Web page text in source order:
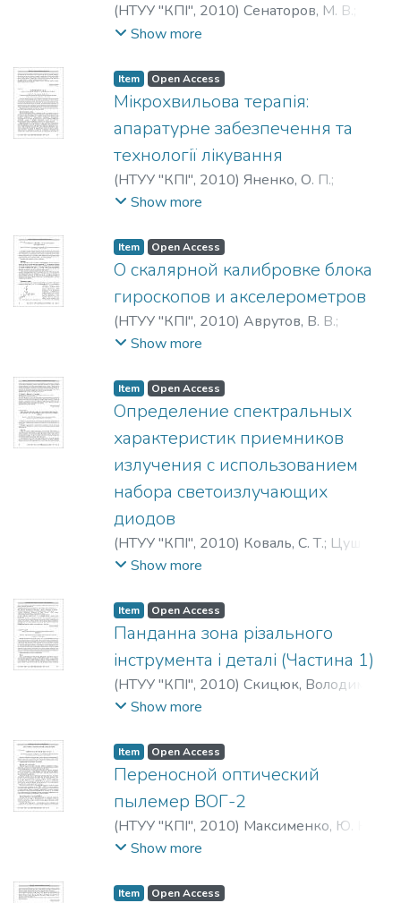
(НТУУ "КПІ", 2010) Сенаторов, М. В.
Микитенко, В. І.
Show more
Item Open Access
Мікрохвильова терапія:
апаратурне забезпечення та
технології лікування
(НТУУ "КПІ", 2010) Яненко, О. П.;
Перегудов, С. М.
Яненко, А. Ф.;Перегудов, С. Н.
Федотова, И. В.
Show more
Item Open Access
О скалярной калибровке блока
гироскопов и акселерометров
(НТУУ "КПІ", 2010) Аврутов, В. В.;
Avrutov, V. V.;
Show more
Item Open Access
Определение спектральных
характеристик приемников
излучения с использованием
набора светоизлучающих
диодов
(НТУУ "КПІ", 2010) Коваль, С. Т.; Цушко,
П. Н.;Koval, S. T.
Show more
Item Open Access
Панданна зона різального
інструмента і деталі (Частина 1)
(НТУУ "КПІ", 2010) Скицюк, Володимир
Іванович;Skitsiouk, V. I.
Show more
Item Open Access
Переносной оптический
пылемер ВОГ-2
(НТУУ "КПІ", 2010) Максименко, Ю. Н.
Мазан, Е. Г.;Тимин, А. К.
Maksimenko, U. N.
Show more
Item Open Access